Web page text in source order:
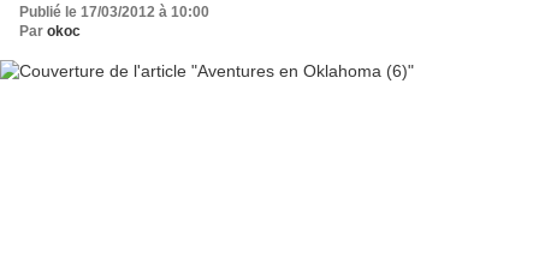
Publié le 17/03/2012 à 10:00
Par okoc